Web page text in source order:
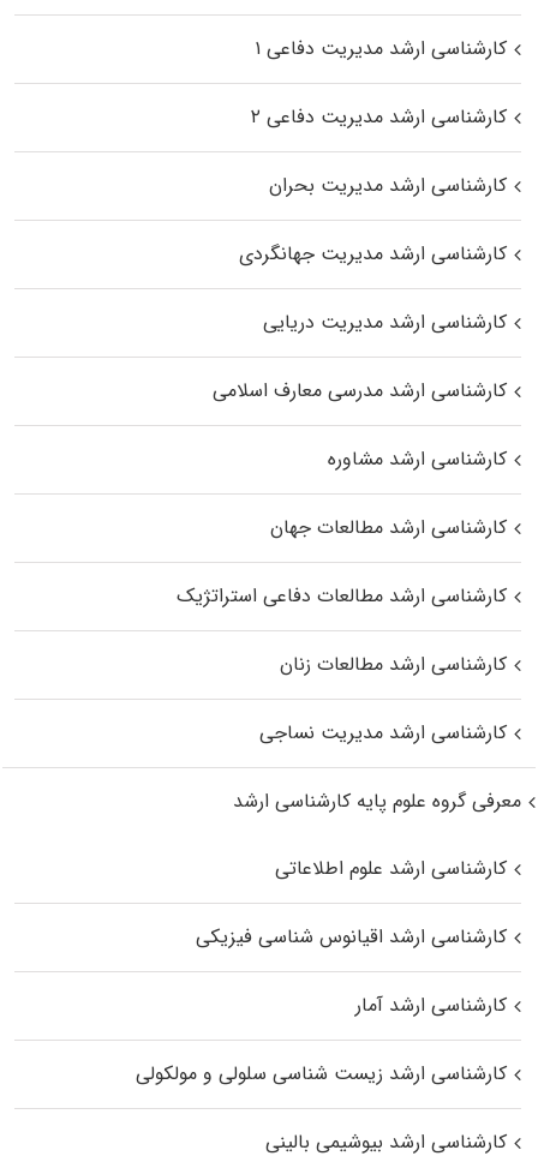
کارشناسی ارشد مدیریت دفاعی ۱
کارشناسی ارشد مدیریت دفاعی ۲
کارشناسی ارشد مدیریت بحران
کارشناسی ارشد مدیریت جهانگردی
کارشناسی ارشد مدیریت دریایی
کارشناسی ارشد مدرسی معارف اسلامی
کارشناسی ارشد مشاوره
کارشناسی ارشد مطالعات جهان
کارشناسی ارشد مطالعات دفاعی استراتژیک
کارشناسی ارشد مطالعات زنان
کارشناسی ارشد مدیریت نساجی
معرفی گروه علوم پایه کارشناسی ارشد
کارشناسی ارشد علوم اطلاعاتی
کارشناسی ارشد اقیانوس‌ شناسی فیزیکی
کارشناسی ارشد آمار
کارشناسی ارشد زیست شناسی سلولی و مولکولی
کارشناسی ارشد بیوشیمی بالینی